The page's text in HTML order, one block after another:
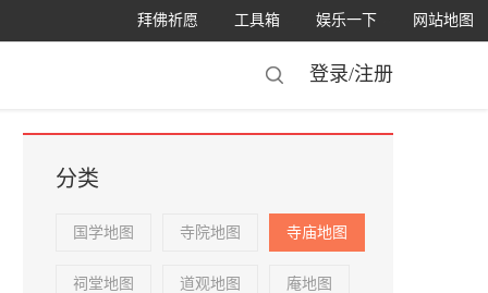
网站地图
娱乐一下
工具箱
拜佛祈愿
登录/注册
分类
国学地图 寺院地图 寺庙地图
祠堂地图 道观地图 庵地图